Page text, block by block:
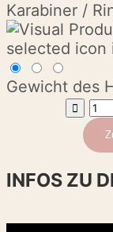
Karabiner /
Gewicht des
INFOS ZU